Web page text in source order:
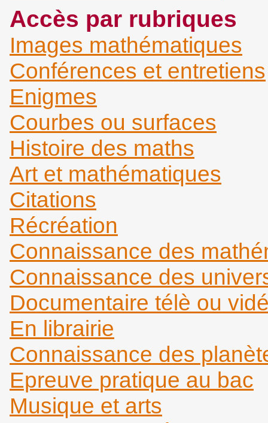
Accès par rubriques
Images mathématiques
Conférences et entretiens
Enigmes
Courbes ou surfaces
Histoire des maths
Art et mathématiques
Citations
Récréation
Connaissance des
Connaissance des
Documentaire télè ou
En librairie
Connaissance des
Epreuve pratique au bac
Musique et arts